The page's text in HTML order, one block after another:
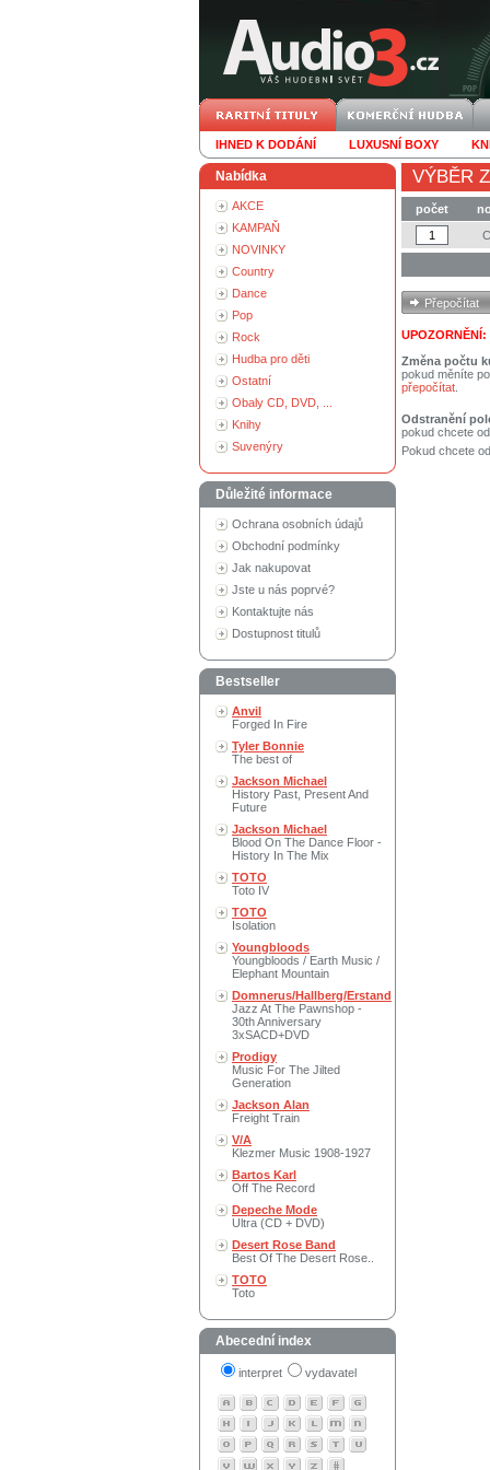
IHNED K DODÁNÍ LUXUSNÍ BOXY
Nabídka
AKCE
KAMPAŇ
NOVINKY
Country
Dance
Pop
Rock
Hudba pro děti
Ostatní
Obaly CD, DVD, ...
Knihy
Suvenýry
Důležité informace
Ochrana osobních údajů
Obchodní podmínky
Jak nakupovat
Jste u nás poprvé?
Kontaktujte nás
Dostupnost titulů
Bestseller
Anvil
Forged In Fire
Tyler Bonnie
The best of
Jackson Michael
History Past, Present And
Future
Jackson Michael
Blood On The Dance Floor -
History In The Mix
TOTO
Toto IV
TOTO
Isolation
Youngbloods
Youngbloods / Earth Music /
Elephant Mountain
Domnerus/Hallberg/Erstand
Jazz At The Pawnshop -
30th Anniversary
3xSACD+DVD
Prodigy
Music For The Jilted
Generation
Jackson Alan
Freight Train
V/A
Klezmer Music 1908-1927
Bartos Karl
Off The Record
Depeche Mode
Ultra (CD + DVD)
Desert Rose Band
Best Of The Desert Rose..
TOTO
Toto
Abecední index
interpret vydavatel
VÝBĚR
počet
UPOZORNĚNÍ:
Změna počtu
pokud měníte
přepočítat
Odstranění
pokud chcete
Pokud chcete